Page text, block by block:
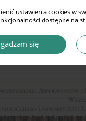
ustawienia cookies w
dostępne na
się